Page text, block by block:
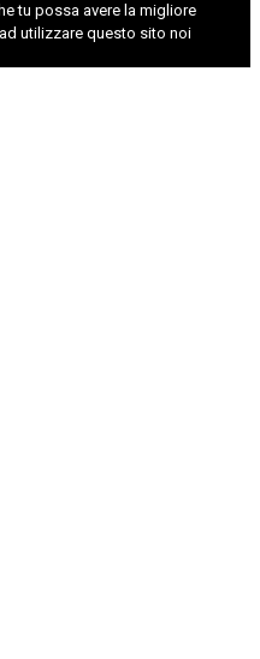
tu possa avere la migliore
utilizzare questo sito noi